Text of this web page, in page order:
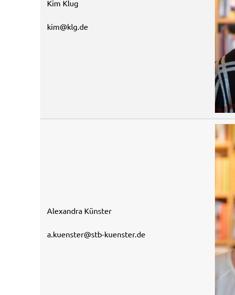
Kim Klug
kim@klg.de
Alexandra Künster
a.kuenster@stb-kuenster.de